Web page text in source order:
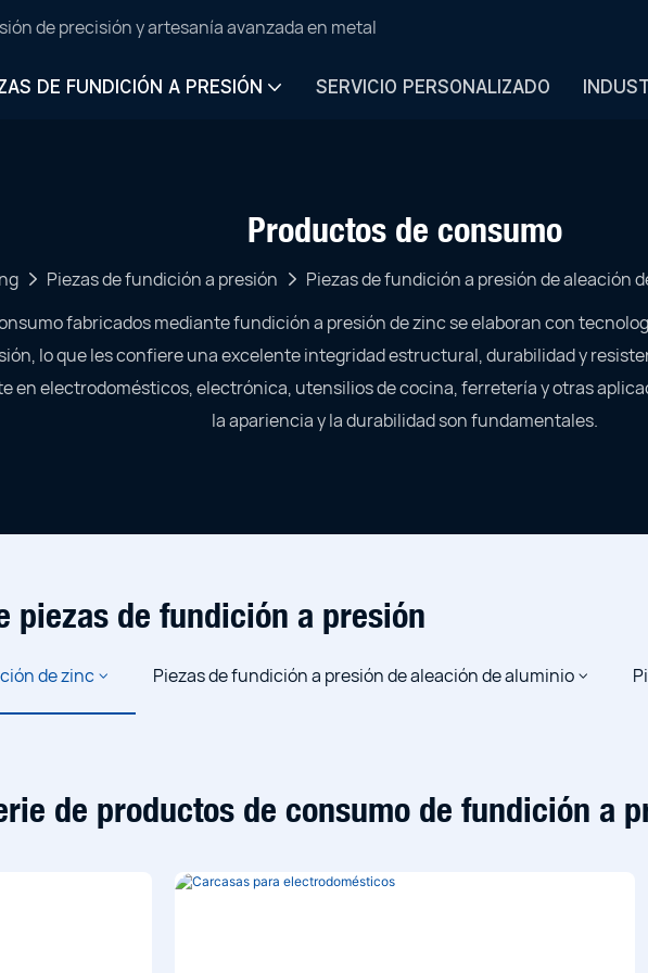
de precisión y artesanía avanzada en metal
DE FUNDICIÓN A PRESIÓN SERVICIO PERSONALIZADO
Productos de consumo
Piezas de fundición a presión Piezas de fundición a presión de aleación
fabricados mediante fundición a presión de zinc se elaboran con
lo que les confiere una excelente integridad estructural, durabilidad y
en electrodomésticos, electrónica, utensilios de cocina, ferretería y otras
la apariencia y la durabilidad son fundamentales.
piezas de fundición a presión
de zinc Piezas de fundición a presión de aleación de aluminio
refrigeración líquida Carcasa del transceptor óptico Productos de
Componentes de carga de vehículos eléctricos
Componentes del servidor Cajas de aluminio fundido Soporte de
Caja de almacenamiento de energía Bastidores de máquinas
Chasis de portátil Carcasa de herramienta eléctrica
de productos de consumo de fundición a